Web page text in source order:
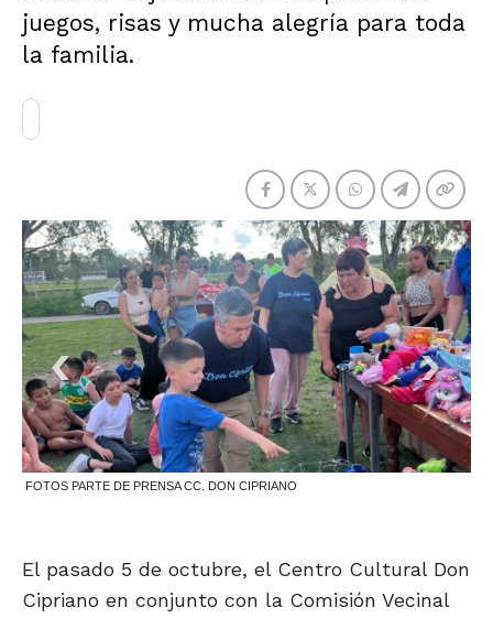
juegos, risas y mucha alegría para toda
la familia.
FOTOS PARTE DE PRENSA CC. DON CIPRIANO
El pasado 5 de octubre, el Centro Cultural Don
Cipriano en conjunto con la Comisión Vecinal